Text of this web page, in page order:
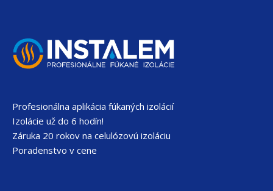
Profesionálna aplikácia fúkaných izolácií
Izolácie už do 6 hodín!
Záruka 20 rokov na celulózovú izoláciu
Poradenstvo v cene